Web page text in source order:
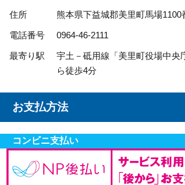
住所 熊本県下益城郡美里町馬場1100
電話番号 0964-46-2111
最寄り駅
宇土－砥用線「美里町役場中央
ら徒歩4分
お支払方法
コンビニ支払い